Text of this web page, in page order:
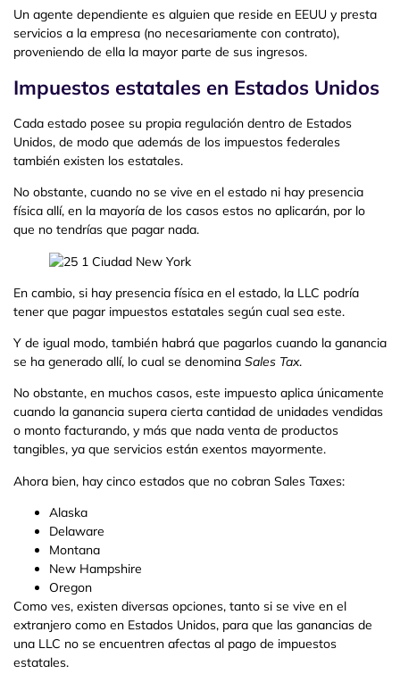
Un agente dependiente es alguien que reside en EEUU y presta
servicios a la empresa (no necesariamente con contrato),
proveniendo de ella la mayor parte de sus ingresos.
Impuestos estatales en Estados Unidos
Cada estado posee su propia regulación dentro de Estados
Unidos, de modo que además de los impuestos federales
también existen los estatales.
No obstante, cuando no se vive en el estado ni hay presencia
física allí, en la mayoría de los casos estos no aplicarán, por lo
que no tendrías que pagar nada.
En cambio, si hay presencia física en el estado, la LLC podría
tener que pagar impuestos estatales según cual sea este.
Y de igual modo, también habrá que pagarlos cuando la ganancia
se ha generado allí, lo cual se denomina Sales Tax.
No obstante, en muchos casos, este impuesto aplica únicamente
cuando la ganancia supera cierta cantidad de unidades vendidas
o monto facturando, y más que nada venta de productos
tangibles, ya que servicios están exentos mayormente.
Ahora bien, hay cinco estados que no cobran Sales Taxes:
Alaska
Delaware
Montana
New Hampshire
Oregon
Como ves, existen diversas opciones, tanto si se vive en el
extranjero como en Estados Unidos, para que las ganancias de
una LLC no se encuentren afectas al pago de impuestos
estatales.